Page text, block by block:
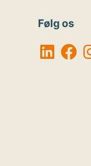
Følg os
LinkedIn